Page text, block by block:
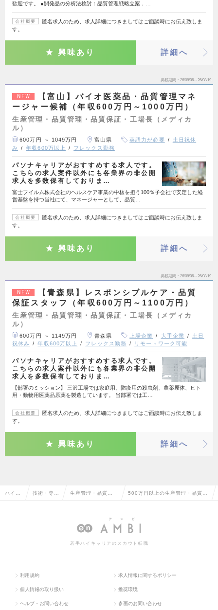
歓迎です。 ●開発品の分析法検討：品質管理戦略立案，…
会社概要
匿名求人のため、求人詳細につきましてはご面談時にお伝え致しま
す。
興味あり 詳細へ
掲載期間 26/08/06～26/08/19
NEW
【富山】バイオ医薬品・品質管理マネ
ージャー候補（年収600万円～1000万円）
生産管理・品質管理・品質保証・工場長（メディカ
ル）
600万円 ～ 1049万円 富山県 英語力が必要
土日祝休
み
年収600万以上 フレックス勤務
パソナキャリアがおすすめする求人です。
こちらの求人案件以外にも各業界の非公開
求人を多数保有しておりま…
富士フイルム株式会社のヘルスケア事業の中核を担う100％子会社で安定した経
営基盤を持つ当社にて、マネージャーとして、品質…
会社概要
匿名求人のため、求人詳細につきましてはご面談時にお伝え致しま
す。
興味あり 詳細へ
掲載期間 26/08/06～26/08/19
NEW
【青森県】レスポンシブルケア・品質
保証スタッフ（年収600万円～1100万円）
生産管理・品質管理・品質保証・工場長（メディカ
ル）
600万円 ～ 1149万円 青森県 上場企業 大手企業
土日
祝休み
年収600万以上 フレックス勤務 リモートワーク可能
パソナキャリアがおすすめする求人です。
こちらの求人案件以外にも各業界の非公開
求人を多数保有しておりま…
【部署のミッション】 三沢工場では家庭用、防疫用の殺虫剤、農薬原体、ヒト
用・動物用医薬品原薬を製造しています。 当部署では工…
会社概要
匿名求人のため、求人詳細につきましてはご面談時にお伝え致しま
す。
興味あり 詳細へ
ハイク 技術・専門 生産管理・品質管
場長（メディカ
ル）
500万円以上の生産管理・品質管
ル）の転職・求人情報一覧
若手ハイキャリアのスカウト転職
利用規約 求人情報に関するポリシー
個人情報の取り扱い 推奨環境
ヘルプ・お問い合わせ 参画のお問い合わせ